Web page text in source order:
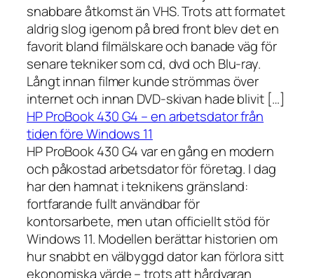
snabbare åtkomst än VHS. Trots att formatet
aldrig slog igenom på bred front blev det en
favorit bland filmälskare och banade väg för
senare tekniker som cd, dvd och Blu-ray.
Långt innan filmer kunde strömmas över
internet och innan DVD-skivan hade blivit […]
HP ProBook 430 G4 – en arbetsdator från
tiden före Windows 11
HP ProBook 430 G4 var en gång en modern
och påkostad arbetsdator för företag. I dag
har den hamnat i teknikens gränsland:
fortfarande fullt användbar för
kontorsarbete, men utan officiellt stöd för
Windows 11. Modellen berättar historien om
hur snabbt en välbyggd dator kan förlora sitt
ekonomiska värde – trots att hårdvaran